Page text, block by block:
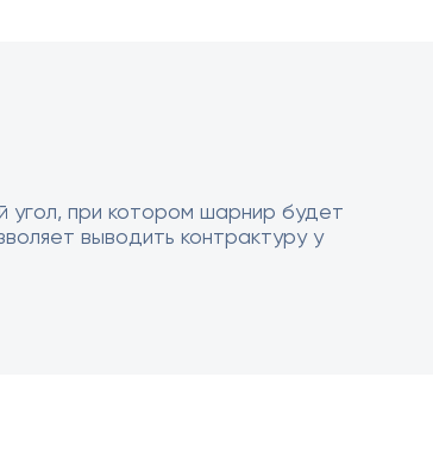
угол, при котором шарнир будет
выводить контрактуру у